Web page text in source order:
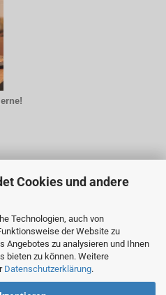
Cookies und andere
Technologien, auch von
der Website zu
Angebotes zu analysieren und Ihnen
bieten zu können. Weitere
Datenschutzerklärung.